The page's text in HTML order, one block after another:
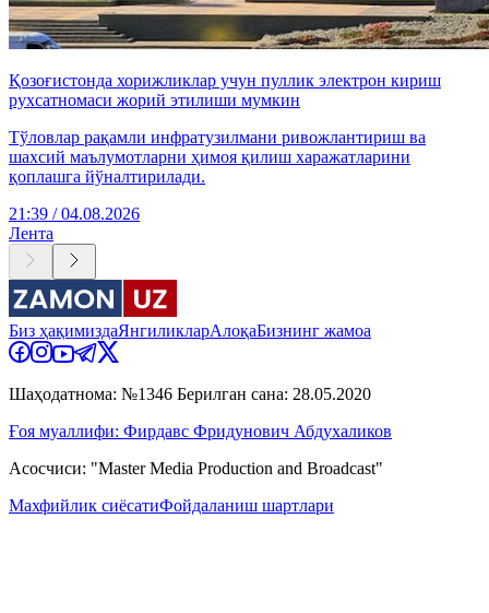
Қозоғистонда хорижликлар учун пуллик электрон кириш
рухсатномаси жорий этилиши мумкин
Тўловлар рақамли инфратузилмани ривожлантириш ва
шахсий маълумотларни ҳимоя қилиш харажатларини
қоплашга йўналтирилади.
21:39 / 04.08.2026
Лента
Биз ҳақимиздаЯнгиликларАлоқаБизнинг жамоа
Шаҳодатнома: №1346 Берилган сана: 28.05.2020
Ғоя муаллифи: Фирдавс Фридунович Абдухаликов
Асосчиси: "Master Media Production and Broadcast"
Махфийлик сиёсатиФойдаланиш шартлари